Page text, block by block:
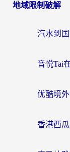
地域限制破解